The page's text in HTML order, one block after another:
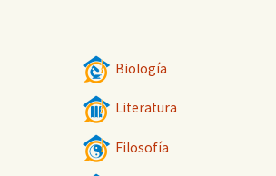
Biología
Literatura
Filosofía